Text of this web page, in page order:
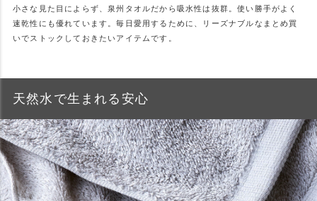
小さな見た目によらず、泉州タオルだから吸水性は抜群。使い勝手がよく
速乾性にも優れています。毎日愛用するために、リーズナブルなまとめ買
いでストックしておきたいアイテムです。
天然水で生まれる安心